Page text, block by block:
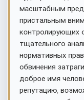
масштабным
пристальным
контролирующих
тщательного
нормативных
обвинения
доброе имя
репутацию,